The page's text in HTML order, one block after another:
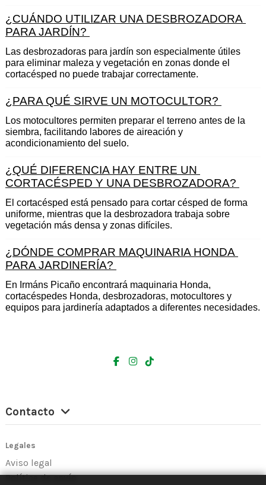
¿CUÁNDO UTILIZAR UNA DESBROZADORA
PARA JARDÍN?
Las desbrozadoras para jardín son especialmente útiles
para eliminar maleza y vegetación en zonas donde el
cortacésped no puede trabajar correctamente.
¿PARA QUÉ SIRVE UN MOTOCULTOR?
Los motocultores permiten preparar el terreno antes de la
siembra, facilitando labores de aireación y
acondicionamiento del suelo.
¿QUÉ DIFERENCIA HAY ENTRE UN
CORTACÉSPED Y UNA DESBROZADORA?
El cortacésped está pensado para cortar césped de forma
uniforme, mientras que la desbrozadora trabaja sobre
vegetación más densa y zonas difíciles.
¿DÓNDE COMPRAR MAQUINARIA HONDA
PARA JARDINERÍA?
En Irmáns Picaño encontrará maquinaria Honda,
cortacéspedes Honda, desbrozadoras, motocultores y
equipos para jardinería adaptados a diferentes necesidades.
Contacto
Legales
Aviso legal
Política de envío